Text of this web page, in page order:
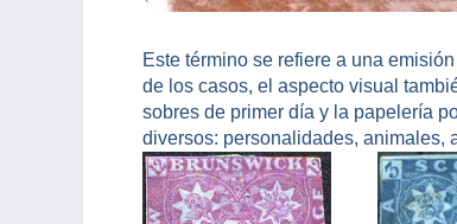
Este término se refiere a una
de los casos, el aspecto visual
sobres de primer día y la papelería
diversos: personalidades, animales,